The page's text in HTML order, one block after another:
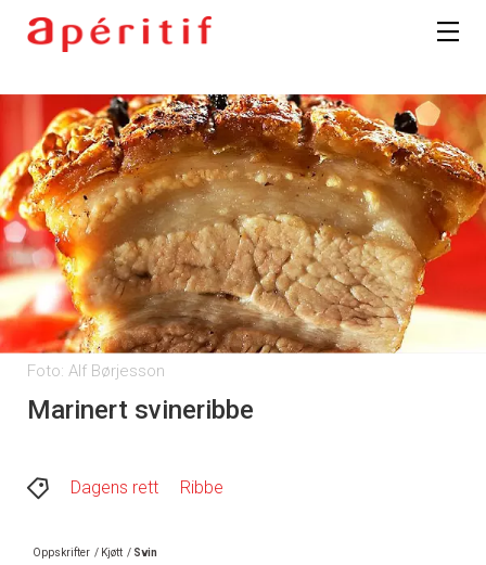
Foto: Alf Børjesson
Marinert svineribbe
Dagens rett Ribbe
Oppskrifter / Kjøtt / Svin